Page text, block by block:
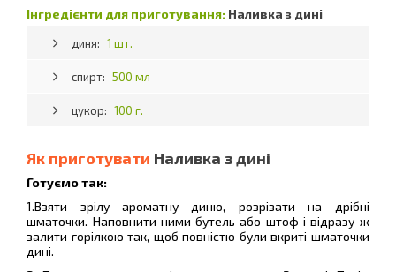
Інгредієнти для приготування: Наливка з дині
диня: 1 шт.
спирт: 500 мл
цукор: 100 г.
Як приготувати Наливка з дині
Готуємо так:
1.Взяти зрілу ароматну диню, розрізати на дрібні
шматочки. Наповнити ними бутель або штоф і відразу ж
залити горілкою так, щоб повністю були вкриті шматочки
дині.